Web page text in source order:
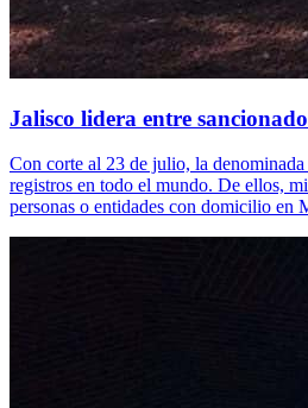
Jalisco lidera entre
Con corte al 23 de julio, la
registros en todo el mundo. De ellos,
personas o entidades con domicilio en